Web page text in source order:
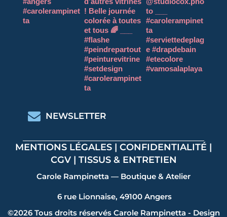
NEWSLETTER
MENTIONS LÉGALES | CONFIDENTIALITÉ |
CGV| TISSUS & ENTRETIEN
Carole Rampinetta — Boutique & Atelier
6 rue Lionnaise, 49100 Angers
©2026 Tous droits réservés Carole Rampinetta - Design